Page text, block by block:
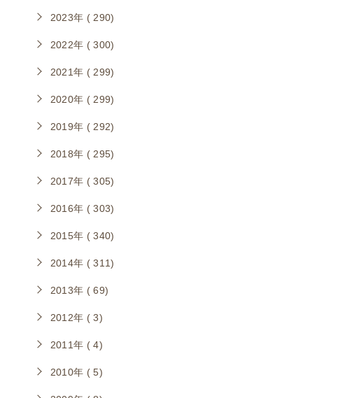
2023年 ( 290)
2022年 ( 300)
2021年 ( 299)
2020年 ( 299)
2019年 ( 292)
2018年 ( 295)
2017年 ( 305)
2016年 ( 303)
2015年 ( 340)
2014年 ( 311)
2013年 ( 69)
2012年 ( 3)
2011年 ( 4)
2010年 ( 5)